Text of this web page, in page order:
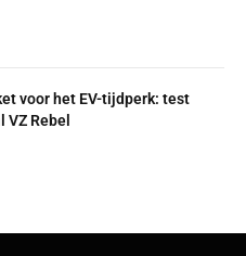
voor het EV-tijdperk: test
VZ Rebel